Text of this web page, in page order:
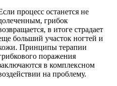
процесс останется не
грибок
в итоге страдает
больший участок ногтей и
Принципы терапии
поражения
в комплексном
на проблему.